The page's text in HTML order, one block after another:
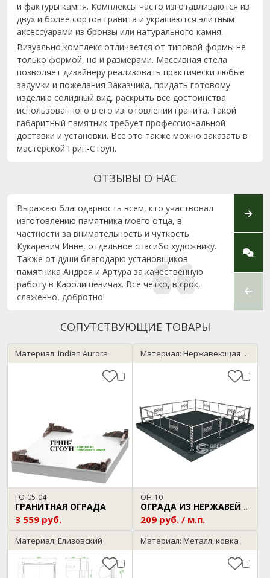
и фактуры камня. Комплексы часто изготавливаются из
двух и более сортов гранита и украшаются элитным
аксессуарами из бронзы или натурального камня.
Визуально комплекс отличается от типовой формы не
только формой, но и размерами. Массивная стела
позволяет дизайнеру реализовать практически любые
задумки и пожелания Заказчика, придать готовому
изделию солидный вид, раскрыть все достоинства
использованного в его изготовлении гранита. Такой
габаритный памятник требует профессиональной
доставки и установки. Все это также можно заказать в
мастерской Грин-Стоун.
ОТЗЫВЫ О НАС
Выражаю благодарность всем, кто участвовал
изготовлению памятника моего отца, в
частности за внимательность и чуткость
Кукаревич Инне, отдельное спасибо художнику.
Также от души благодарю установщиков
памятника Андрея и Артура за качественную
работу в Каролищевичах. Все четко, в срок,
слаженно, добротно!
и
СОПУТСТВУЮЩИЕ ТОВАРЫ
Материал: Indian Aurora
ГО-05-04
ГРАНИТНАЯ ОГРАДА
3 559 руб.
Материал: Нержавеющая сталь
ОН-10
ОГРАДА ИЗ НЕРЖАВЕЙКИ
209 руб. / м.п.
Материал: Елизовский Материал: Металл, ковка